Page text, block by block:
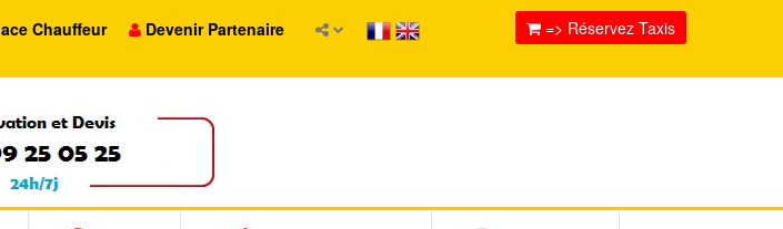
Chauffeur Devenir Partenaire => Réservez Taxis